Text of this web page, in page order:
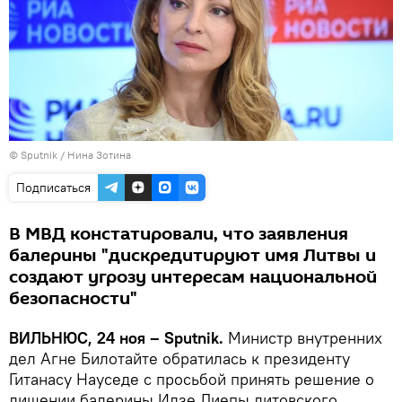
© Sputnik / Нина Зотина
Подписаться
В МВД констатировали, что заявления
балерины "дискредитируют имя Литвы и
создают угрозу интересам национальной
безопасности"
ВИЛЬНЮС, 24 ноя – Sputnik. Министр внутренних
дел Агне Билотайте обратилась к президенту
Гитанасу Науседе с просьбой принять решение о